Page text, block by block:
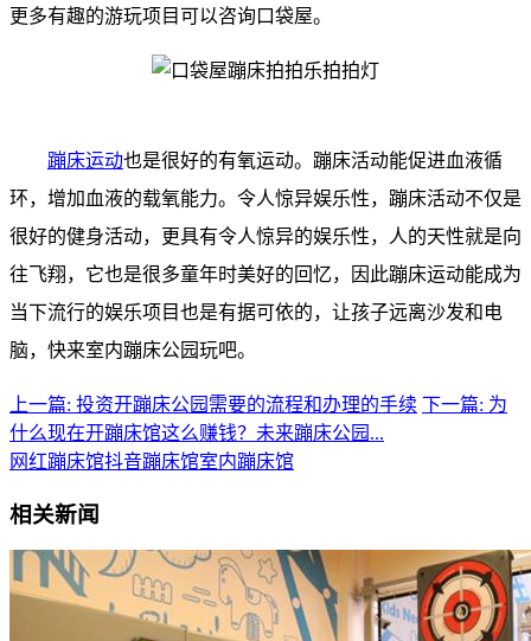
更多有趣的游玩项目可以咨询口袋屋。
蹦床运动也是很好的有氧运动。蹦床活动能促进血液循
环，增加血液的载氧能力。令人惊异娱乐性，蹦床活动不仅是
很好的健身活动，更具有令人惊异的娱乐性，人的天性就是向
往飞翔，它也是很多童年时美好的回忆，因此蹦床运动能成为
当下流行的娱乐项目也是有据可依的，让孩子远离沙发和电
脑，快来室内蹦床公园玩吧。
上一篇: 投资开蹦床公园需要的流程和办理的手续 下一篇: 为
什么现在开蹦床馆这么赚钱？未来蹦床公园...
网红蹦床馆抖音蹦床馆室内蹦床馆
相关新闻